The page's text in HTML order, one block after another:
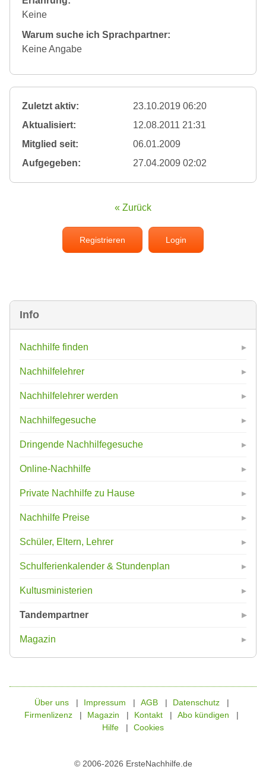
Info
Nachhilfe finden
Nachhilfelehrer
Nachhilfelehrer werden
Nachhilfegesuche
Dringende Nachhilfegesuche
Online-Nachhilfe
Private Nachhilfe zu Hause
Nachhilfe Preise
Schüler, Eltern, Lehrer
Schulferienkalender & Stundenplan
Kultusministerien
Tandempartner
Magazin
Keine
Warum suche ich Sprachpartner:
Keine Angabe
Zuletzt aktiv:
23.10.2019 06:20
Aktualisiert:
12.08.2011 21:31
Mitglied seit:
06.01.2009
Aufgegeben:
27.04.2009 02:02
« Zurück
Registrieren Login
© 2006-2026 ErsteNachhilfe.de
Über uns Impressum AGB
Datenschutz
Firmenlizenz
Magazin Kontakt
Abo kündigen
Hilfe
Cookies